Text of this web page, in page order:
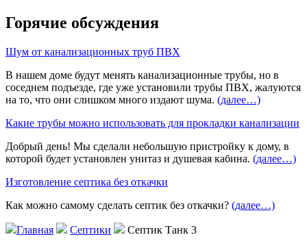
Горячие обсуждения
Шум от канализационных труб ПВХ
В нашем доме будут менять канализационные трубы, но в
соседнем подъезде, где уже установили трубы ПВХ, жалуются
на то, что они слишком много издают шума. (далее…)
Какие трубы можно использовать для прокладки канализации
Добрый день! Мы сделали небольшую пристройку к дому, в
которой будет установлен унитаз и душевая кабина. (далее…)
Изготовление септика без откачки
Как можно самому сделать септик без откачки? (далее…)
Главная Септики Септик Танк 3